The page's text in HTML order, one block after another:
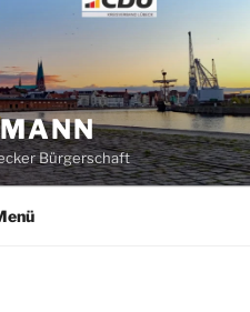
Bürgerschaft